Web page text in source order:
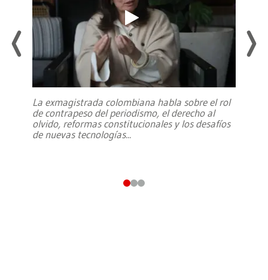
La exmagistrada colombiana habla sobre el rol
de contrapeso del periodismo, el derecho al
olvido, reformas constitucionales y los desafíos
de nuevas tecnologías...